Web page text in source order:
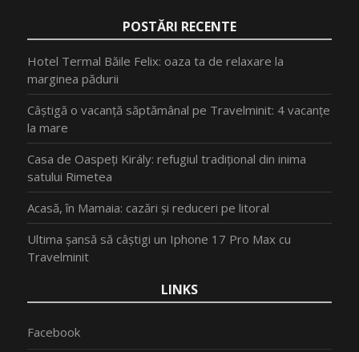
POSTĂRI RECENTE
Hotel Termal Băile Felix: oaza ta de relaxare la
marginea pădurii
Câștigă o vacanță săptămânal pe Travelminit: 4 vacanțe
la mare
Casa de Oaspeți Király: refugiul tradițional din inima
satului Rimetea
Acasă, în Mamaia: cazări și reduceri pe litoral
Ultima șansă să câștigi un Iphone 17 Pro Max cu
Travelminit
LINKS
Facebook